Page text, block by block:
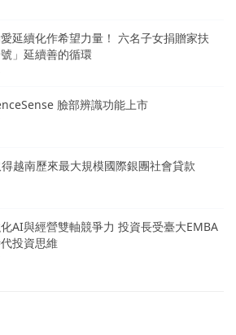
延續化作希望力量！ 六名子女捐贈家扶
號」延續善的循環
臉部辨識功能上市
越南歷來最大規模國際銀團社會貸款
AI與經營雙軸競爭力 投資長受臺大EMBA
投資思維